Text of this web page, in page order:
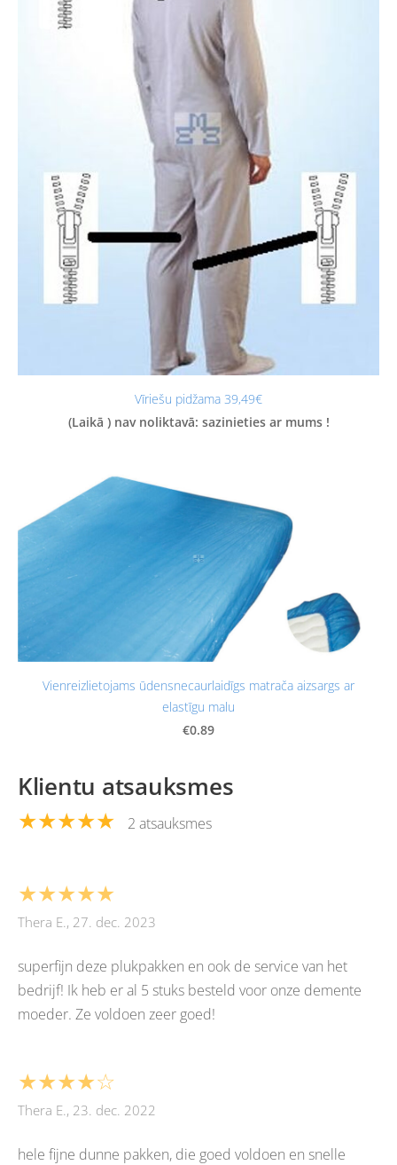
Vīriešu pidžama 39,49€
(Laikā ) nav noliktavā: sazinieties ar mums !
Vienreizlietojams ūdensnecaurlaidīgs matrača aizsargs ar
elastīgu malu
€0.89
Klientu atsauksmes
★★★★★ 2 atsauksmes
★★★★★
Thera E., 27. dec. 2023
superfijn deze plukpakken en ook de service van het
bedrijf! Ik heb er al 5 stuks besteld voor onze demente
moeder. Ze voldoen zeer goed!
★★★★☆
Thera E., 23. dec. 2022
hele fijne dunne pakken, die goed voldoen en snelle